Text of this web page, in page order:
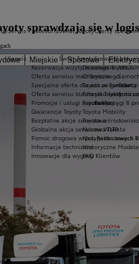
Miejskie Sportowe
Serwis i akcesoria
Serwis
Rezerwacja wizyty w serwisie
Oferta serwisu mechanicznego
Specjalna oferta dla aut po
Oferta serwisu blacharsko-
Promocje i usługi sezonowe
Gwarancje Toyoty
Bezpłatne akcje serwisowe
Globalna akcja serwisowa Takata
Pomoc drogowa w przypadku awarii
Informacje techniczne
Innowacje dla wygody Klientów
Świat Toyoty
Świat Toyoty
Dlaczego Toyota?
O Toyocie
Toyota w Europie
Fabryki Toyoty
Toyota Way
Toyota Mobility
Toyota a środowisko
Norma WLTP
Klub Rekordowych
Historyczne Modele
FAQ
Oferty
Sprawdź
Oferta
Auta
Rok potęgi 8
sprawdzają się w